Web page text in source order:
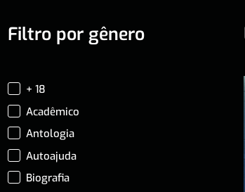
Filtro por gênero
+ 18
Acadêmico
Antologia
Autoajuda
Biografia